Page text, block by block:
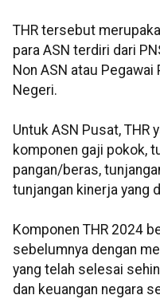
THR tersebut
para ASN terdiri dari
Non ASN atau
Negeri.
Untuk ASN Pusat, THR
komponen gaji pokok,
pangan/beras,
tunjangan kinerja yang
Komponen THR 2024
sebelumnya dengan
yang telah selesai
dan keuangan negara